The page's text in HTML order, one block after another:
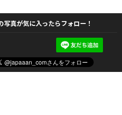
写真が気に入ったらフォロー！